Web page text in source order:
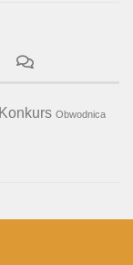
Konkurs Obwodnica